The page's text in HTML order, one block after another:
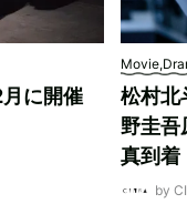
に開催
松村北
野圭吾
真到着
by